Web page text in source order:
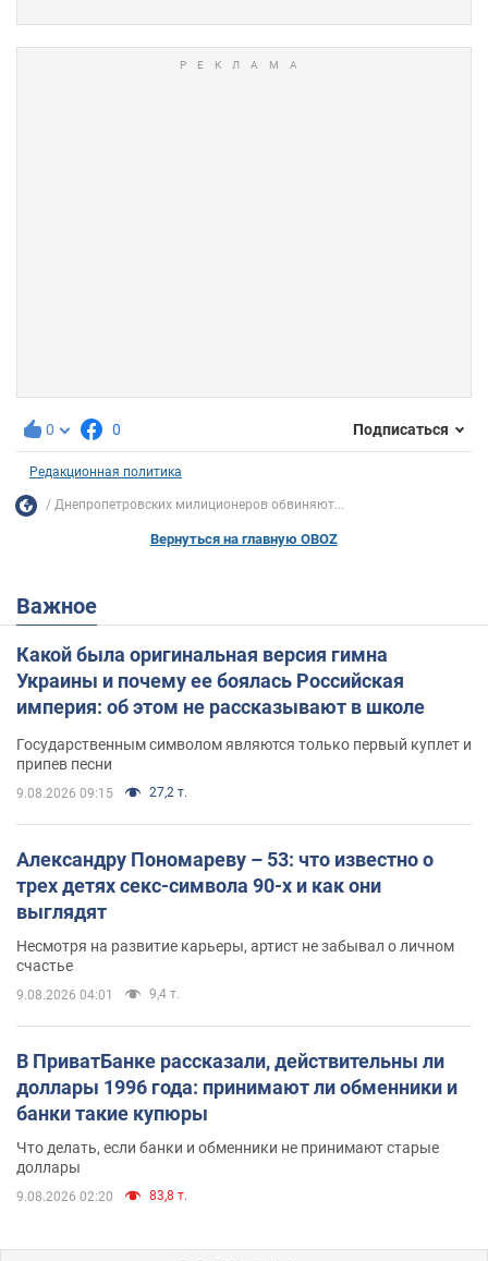
0 0 Подписаться
Редакционная политика
Днепропетровских милиционеров обвиняют...
Вернуться на главную OBOZ
Важное
Какой была оригинальная версия гимна
Украины и почему ее боялась Российская
империя: об этом не рассказывают в школе
Государственным символом являются только первый куплет и
припев песни
9.08.2026 09:15 27,2 т.
Александру Пономареву – 53: что известно о
трех детях секс-символа 90-х и как они
выглядят
Несмотря на развитие карьеры, артист не забывал о личном
счастье
9.08.2026 04:01 9,4 т.
В ПриватБанке рассказали, действительны ли
доллары 1996 года: принимают ли обменники и
банки такие купюры
Что делать, если банки и обменники не принимают старые
доллары
9.08.2026 02:20 83,8 т.